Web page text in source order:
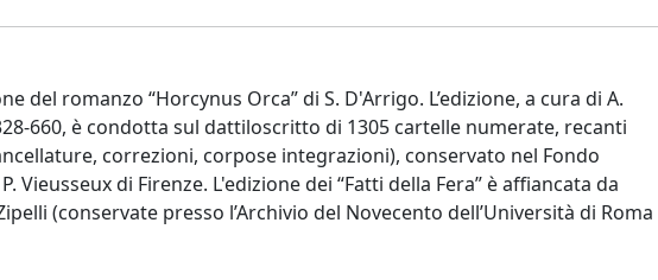
romanzo “Horcynus Orca” di S. D'Arrigo. L’edizione, a cura di A.
660, è condotta sul dattiloscritto di 1305 cartelle numerate, recanti
correzioni, corpose integrazioni), conservato nel Fondo
Vieusseux di Firenze. L'edizione dei “Fatti della Fera” è affiancata da
(conservate presso l’Archivio del Novecento dell’Università di Roma